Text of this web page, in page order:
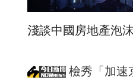
淺談中國房地產泡
檢秀「加